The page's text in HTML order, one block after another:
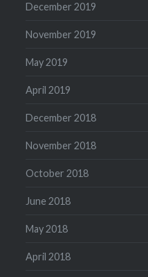
December 2019
November 2019
May 2019
April 2019
December 2018
November 2018
October 2018
June 2018
May 2018
April 2018